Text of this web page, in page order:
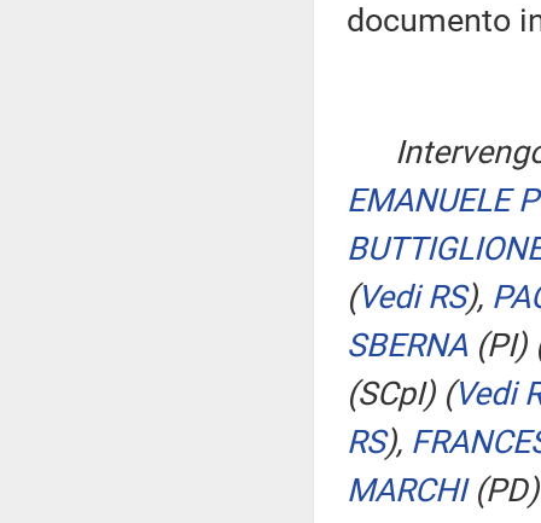
documento
EMANUELE
(Vedi RS),
SBERNA (PI)
(SCpI) (Vedi
RS),
MARCHI